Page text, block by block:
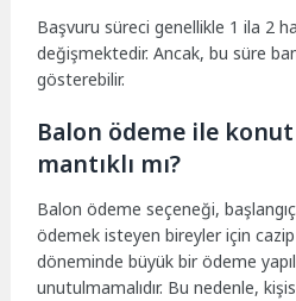
Başvuru süreci genellikle 1 ila 2
değişmektedir. Ancak, bu süre
gösterebilir.
Balon ödeme ile
mantıklı mı?
Balon ödeme seçeneği,
ödemek isteyen bireyler için
döneminde büyük bir ödeme
unutulmamalıdır. Bu nedenle,